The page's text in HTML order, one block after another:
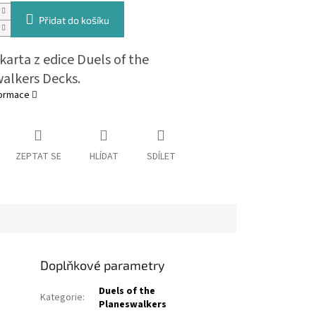
Přidat do košíku
z edice Duels of the
Decks.
ZEPTAT SE HLÍDAT SDÍLET
Doplňkové parametry
Kategorie:
Duels of the
Planeswalkers